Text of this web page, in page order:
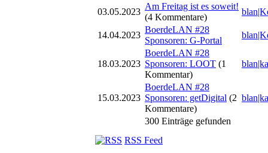
03.05.2023
Am Freitag ist es soweit!
(4 Kommentare)
14.04.2023
BoerdeLAN #28
Sponsoren: G-Portal
18.03.2023
BoerdeLAN #28
Sponsoren: LOOT (1
Kommentar)
15.03.2023
BoerdeLAN #28
Sponsoren: getDigital (2
Kommentare)
300 Einträge gefunden
RSS Feed